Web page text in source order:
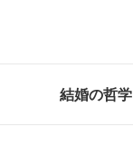
結婚の哲学